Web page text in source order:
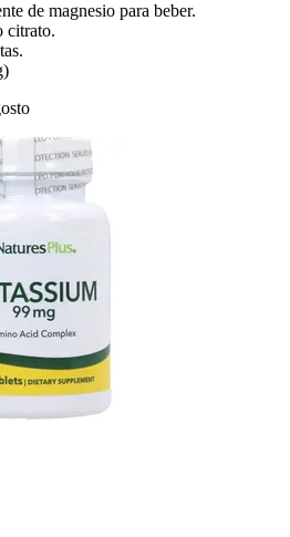
de magnesio para beber.
citrato.